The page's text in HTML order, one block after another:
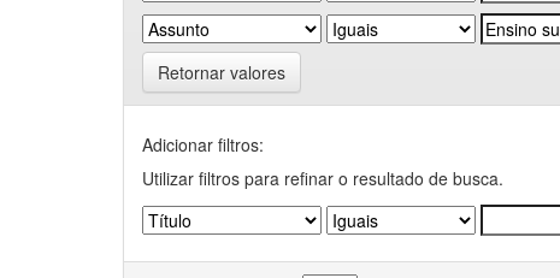
Retornar valores
Adicionar filtros:
Utilizar filtros para refinar o resultado de busca.